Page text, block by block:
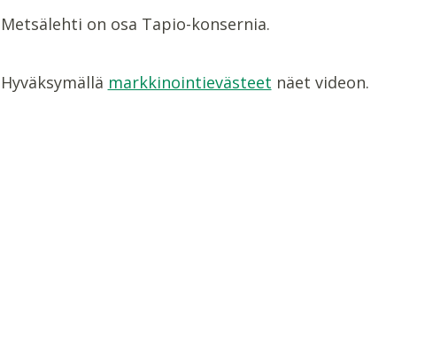
Metsälehti on osa Tapio-konsernia.
Hyväksymällä markkinointievästeet näet videon.